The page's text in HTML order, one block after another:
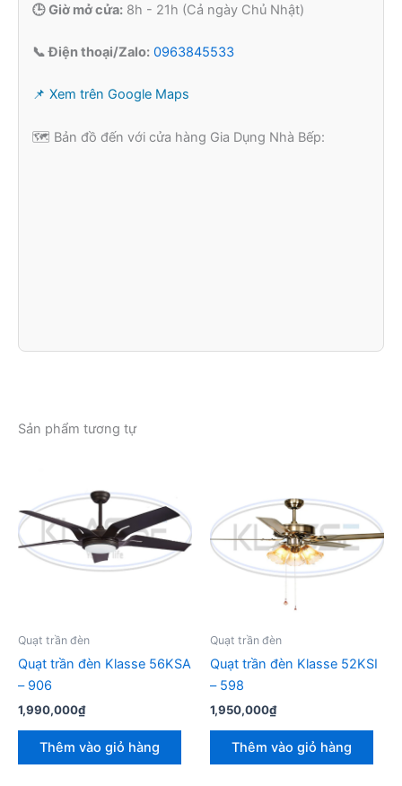
🕒 Giờ mở cửa: 8h - 21h (Cả ngày Chủ Nhật)
📞 Điện thoại/Zalo: 0963845533
📌 Xem trên Google Maps
🗺️ Bản đồ đến với cửa hàng Gia Dụng Nhà Bếp:
Sản phẩm tương tự
Quạt trần đèn
Quạt trần đèn Klasse 56KSA
– 906
1,990,000₫
Thêm vào giỏ hàng
Quạt trần đèn
Quạt trần đèn Klasse 52KSI
– 598
1,950,000₫
Thêm vào giỏ hàng